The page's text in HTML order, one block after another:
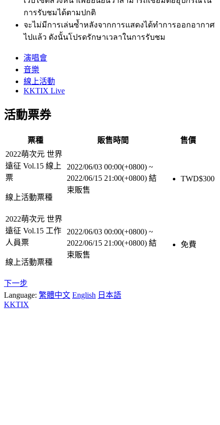
การรับชมได้ตามปกติ
จะไม่มีการเล่นซ้ำหลังจากการแสดงได้ทำการออกอากาศ
ไปแล้ว ดังนั้นโปรดรักษาเวลาในการรับชม
演唱會
音樂
線上活動
KKTIX Live
活動票券
票種 販售時間
售價
2022萌次元 世界
遠征 Vol.15 線上
票
線上活動票種
2022/06/03 00:00(+0800) ~
2022/06/15 21:00(+0800) 結
束販售
TWD$300
2022萌次元 世界
遠征 Vol.15 工作
人員票
線上活動票種
2022/06/03 00:00(+0800) ~
2022/06/15 21:00(+0800) 結
束販售
免費
下一步
Language: 繁體中文 English 日本語
KKTIX